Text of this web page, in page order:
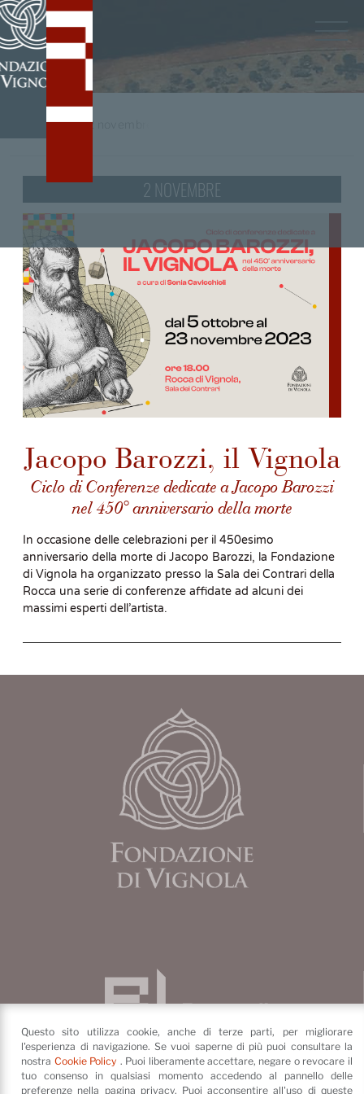
/tag 2 novembre
2 NOVEMBRE
Jacopo Barozzi, il Vignola
Ciclo di Conferenze dedicate a Jacopo Barozzi
nel 450° anniversario della morte
In occasione delle celebrazioni per il 450esimo
anniversario della morte di Jacopo Barozzi, la Fondazione
di Vignola ha organizzato presso la Sala dei Contrari della
Rocca una serie di conferenze affidate ad alcuni dei
massimi esperti dell’artista.
Questo sito utilizza cookie, anche di terze parti, per migliorare
l'esperienza di navigazione. Se vuoi saperne di più puoi consultare la
nostra Cookie Policy . Puoi liberamente accettare, negare o revocare il
tuo consenso in qualsiasi momento accedendo al pannello delle
preferenze nella pagina privacy. Puoi acconsentire all'uso di queste